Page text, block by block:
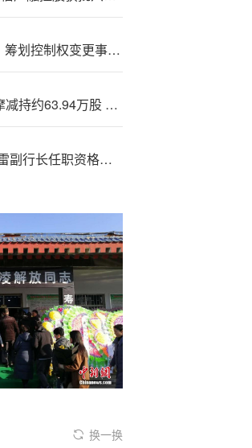
原创 *ST华;嵘：筹划控制权变更事项，股票将于8月5日（星期二）开市起停牌
创科实业遭:小摩减持约63.94万股 每股作价约102.52港元
上海银?行：陈雷副行长任职资格获核准
换一换